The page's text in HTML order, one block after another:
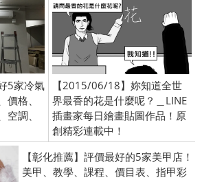
5家冷氣
格、
調、
【2015/06/18】妳知道全世
界最香的花是什麼呢？＿LINE
插畫家每日繪畫貼圖作品！原
創精彩連載中！
【彰化推薦】評價最好的5家美甲店！
美甲、教學、課程、價目表、指甲彩